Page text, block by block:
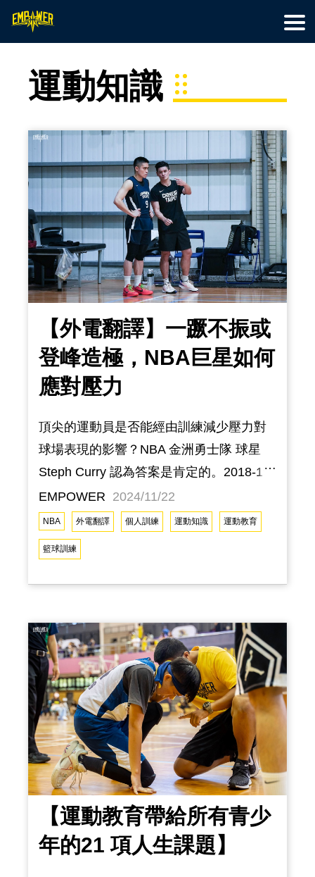
首頁
籃球訓練
特色營隊
最新文章
線上教學
關於我們
會員專區
運動知識
【外電翻譯】一蹶不振或
登峰造極，NBA巨星如何
應對壓力
頂尖的運動員是否能經由訓練減少壓力對
球場表現的影響？NBA 金洲勇士隊 球星
Steph Curry 認為答案是肯定的。2018-19
賽季時，勇士隊的目標毫無疑問地就是尋
求三連霸，根據運動媒體 ESPN 的統計，
在那段時期的比賽中，Curry 在第四節或延
長賽的最後五分鐘內總共命中了61次關鍵
投籃（ clutch shot ）。另外，在那年季後
Curry 在上半場一分未得的狀況下，於下半
場豪奪 33 分並成功率領勇士隊登上西區決
賽舞台，這些都是最好的案例。就算是最
頂尖
EMPOWER 2024/11/22
NBA 外電翻譯 個人訓練 運動知識 運動教育
籃球訓練
【運動教育帶給所有青少
年的21 項人生課題】